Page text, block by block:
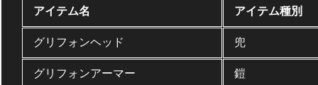
アイテム名
アイテム種別
グリフォンヘッド 兜
グリフォンアーマー 鎧